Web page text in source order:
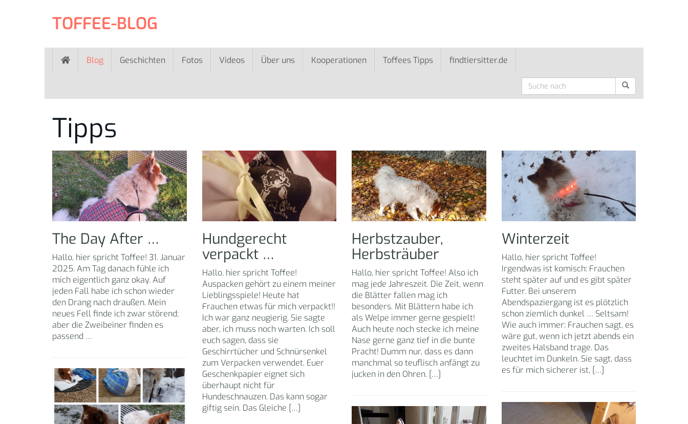
TOFFEE-BLOG
Blog Geschichten Fotos Videos Über uns Kooperationen Toffees Tipps findtiersitter.de
Tipps
The Day After …
Hallo, hier spricht Toffee! 31. Januar
2025. Am Tag danach fühle ich
mich eigentlich ganz okay. Auf
jeden Fall habe ich schon wieder
den Drang nach draußen. Mein
neues Fell finde ich zwar störend;
aber die Zweibeiner finden es
passend …
Hundgerecht
verpackt …
Hallo, hier spricht Toffee!
Auspacken gehört zu einem meiner
Lieblingsspiele! Heute hat
Frauchen etwas für mich verpackt!!
Ich war ganz neugierig. Sie sagte
aber, ich muss noch warten. Ich soll
euch sagen, dass sie
Geschirrtücher und Schnürsenkel
zum Verpacken verwendet. Euer
Geschenkpapier eignet sich
überhaupt nicht für
Hundeschnauzen. Das kann sogar
giftig sein. Das Gleiche […]
Herbstzauber,
Herbsträuber
Hallo, hier spricht Toffee! Also ich
mag jede Jahreszeit. Die Zeit, wenn
die Blätter fallen mag ich
besonders. Mit Blättern habe ich
als Welpe immer gerne gespielt!
Auch heute noch stecke ich meine
Nase gerne ganz tief in die bunte
Pracht! Dumm nur, dass es dann
manchmal so teuflisch anfängt zu
jucken in den Ohren. […]
Winterzeit
Hallo, hier spricht Toffee!
Irgendwas ist komisch: Frauchen
steht später auf und es gibt später
Futter. Bei unserem
Abendspaziergang ist es plötzlich
schon ziemlich dunkel … Seltsam!
Wie auch immer: Frauchen sagt, es
wäre gut, wenn ich jetzt abends ein
zweites Halsband trage. Das
leuchtet im Dunkeln. Sie sagt, dass
es für mich sicherer ist, […]